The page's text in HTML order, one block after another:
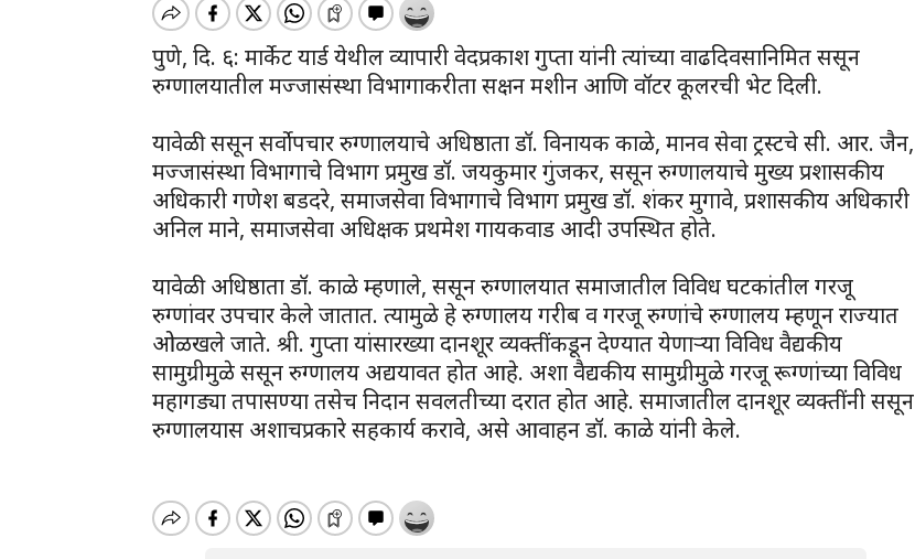
पुणे, दि. ६: मार्केट यार्ड येथील व्यापारी वेदप्रकाश गुप्ता यांनी त्यांच्या वाढदिवसानिमित ससून
रुग्णालयातील मज्जासंस्था विभागाकरीता सक्षन मशीन आणि वॉटर कूलरची भेट दिली.
यावेळी ससून सर्वोपचार रुग्णालयाचे अधिष्ठाता डॉ. विनायक काळे, मानव सेवा ट्रस्टचे सी. आर. जैन,
मज्जासंस्था विभागाचे विभाग प्रमुख डॉ. जयकुमार गुंजकर, ससून रुग्णालयाचे मुख्य प्रशासकीय
अधिकारी गणेश बडदरे, समाजसेवा विभागाचे विभाग प्रमुख डॉ. शंकर मुगावे, प्रशासकीय अधिकारी
अनिल माने, समाजसेवा अधिक्षक प्रथमेश गायकवाड आदी उपस्थित होते.
यावेळी अधिष्ठाता डॉ. काळे म्हणाले, ससून रुग्णालयात समाजातील विविध घटकांतील गरजू
रुग्णांवर उपचार केले जातात. त्यामुळे हे रुग्णालय गरीब व गरजू रुग्णांचे रुग्णालय म्हणून राज्यात
ओळखले जाते. श्री. गुप्ता यांसारख्या दानशूर व्यक्तींकडून देण्यात येणाऱ्या विविध वैद्यकीय
सामुग्रीमुळे ससून रुग्णालय अद्ययावत होत आहे. अशा वैद्यकीय सामुग्रीमुळे गरजू रूग्णांच्या विविध
महागड्या तपासण्या तसेच निदान सवलतीच्या दरात होत आहे. समाजातील दानशूर व्यक्तींनी ससून
रुग्णालयास अशाचप्रकारे सहकार्य करावे, असे आवाहन डॉ. काळे यांनी केले.